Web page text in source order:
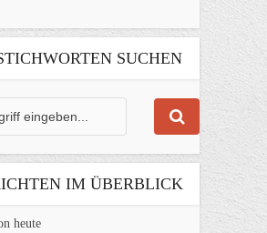
SUCHEN
IM ÜBERBLICK
heute